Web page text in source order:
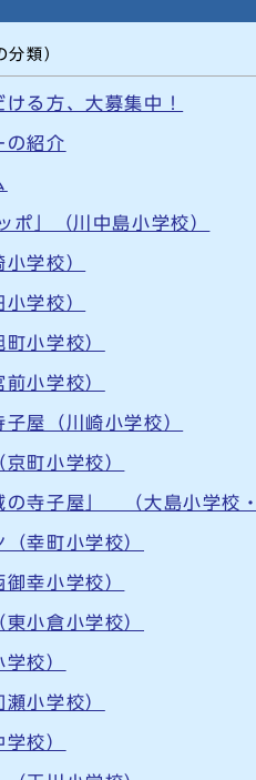
分類）
る方、大募集中！
の紹介
」（川中島小学校）
学校）
学校）
小学校）
小学校）
屋（川崎小学校）
町小学校）
寺子屋」 （大島小学校・
幸町小学校）
幸小学校）
小倉小学校）
校）
小学校）
校）